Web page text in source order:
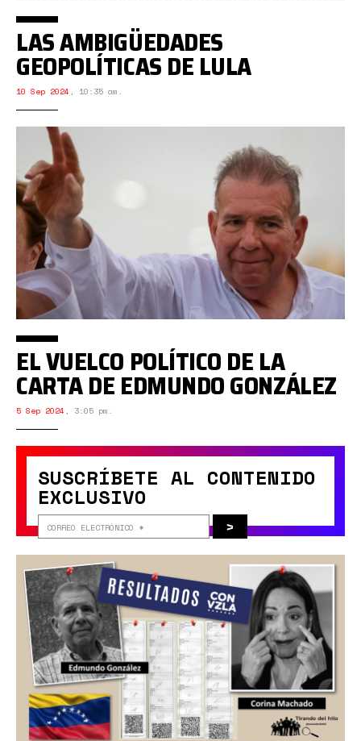
LAS AMBIGÜEDADES
GEOPOLÍTICAS DE LULA
10 Sep 2024 , 10:35 am.
SUSCRÍBETE AL CONTENIDO
EXCLUSIVO
>
EL VUELCO POLÍTICO DE LA
CARTA DE EDMUNDO GONZÁLEZ
5 Sep 2024 , 3:05 pm.